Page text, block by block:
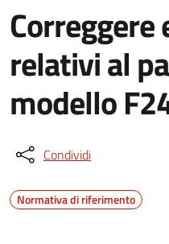
relativi al
modello
Condividi
Normativa di riferimento